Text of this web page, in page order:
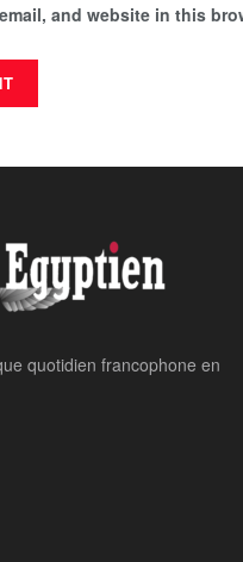
and website in this
quotidien francophone en